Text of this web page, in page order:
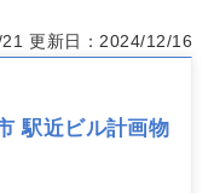
更新日：2024/12/16
駅近ビル計画物